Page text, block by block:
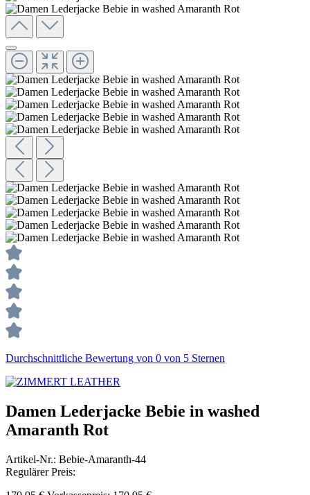
Durchschnittliche Bewertung von 0 von 5 Sternen
Damen Lederjacke Bebie in washed
Amaranth Rot
Artikel-Nr.: Bebie-Amaranth-44
Regulärer Preis: